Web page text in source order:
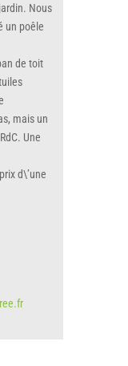
Nous
un poêle
de toit
mais un
Une
d\’une